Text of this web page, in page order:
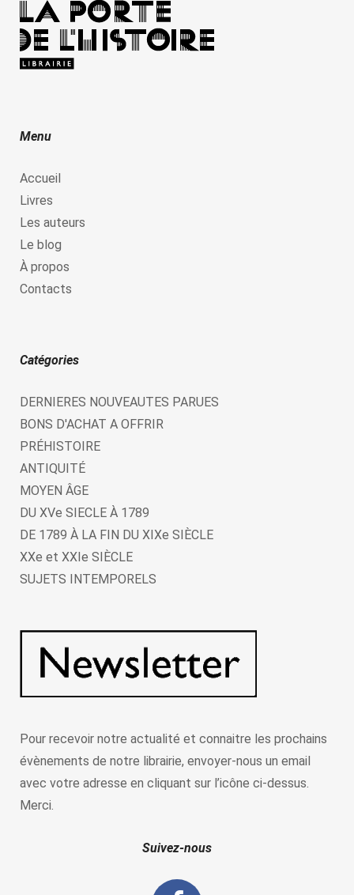
Menu
Accueil
Livres
Les auteurs
Le blog
À propos
Contacts
Catégories
DERNIERES NOUVEAUTES PARUES
BONS D'ACHAT A OFFRIR
PRÉHISTOIRE
ANTIQUITÉ
MOYEN ÂGE
DU XVe SIECLE À 1789
DE 1789 À LA FIN DU XIXe SIÈCLE
XXe et XXIe SIÈCLE
SUJETS INTEMPORELS
Pour recevoir notre actualité et connaitre les prochains
évènements de notre librairie, envoyer-nous un email
avec votre adresse en cliquant sur l’icône ci-dessus.
Merci.
Suivez-nous